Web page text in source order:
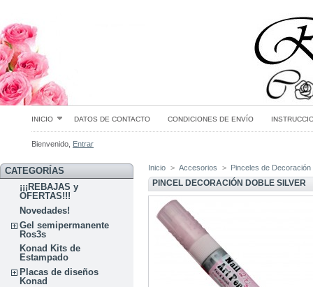
INICIO DATOS DE CONTACTO CONDICIONES DE ENVÍO
Bienvenido, Entrar
CATEGORÍAS
¡¡¡REBAJAS y
OFERTAS!!!
Novedades!
Gel semipermanente
Ros3s
Konad Kits de
Estampado
Placas de diseños
Konad
Inicio > Accesorios > Pinceles de Decoración
PINCEL DECORACIÓN DOBLE SILVER